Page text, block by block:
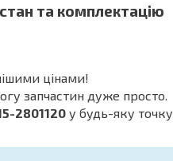
та комплектацію
цінами!
запчастин дуже просто.
2801120 у будь-яку точку